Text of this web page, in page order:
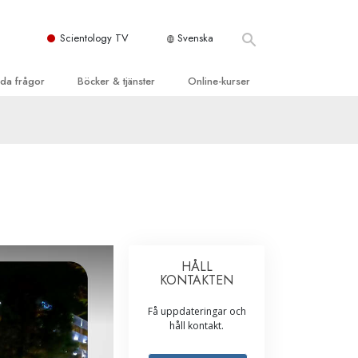
Scientology TV Svenska
frågor
organisationer
Böcker & tjänster
tjänster
Online-kurser
Integritet och ärlighet
Äktenskap
Den emotionella Tonskalan
HÅLL
KONTAKTEN
Få uppdateringar och
håll kontakt.